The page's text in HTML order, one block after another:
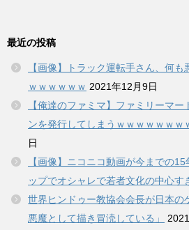
最近の投稿
【画像】トラック運転手さん、何
ｗｗｗｗｗｗ 2021年12月9日
【俺達のファミマ】ファミリーマ
ンを発行してしまうｗｗｗｗｗｗｗ
日
【画像】ニコニコ動画が今までの
ップでオシャレで若者文化の中心す
世界ヒンドゥー教協会会長が日本の
悪魔として描き冒涜している」